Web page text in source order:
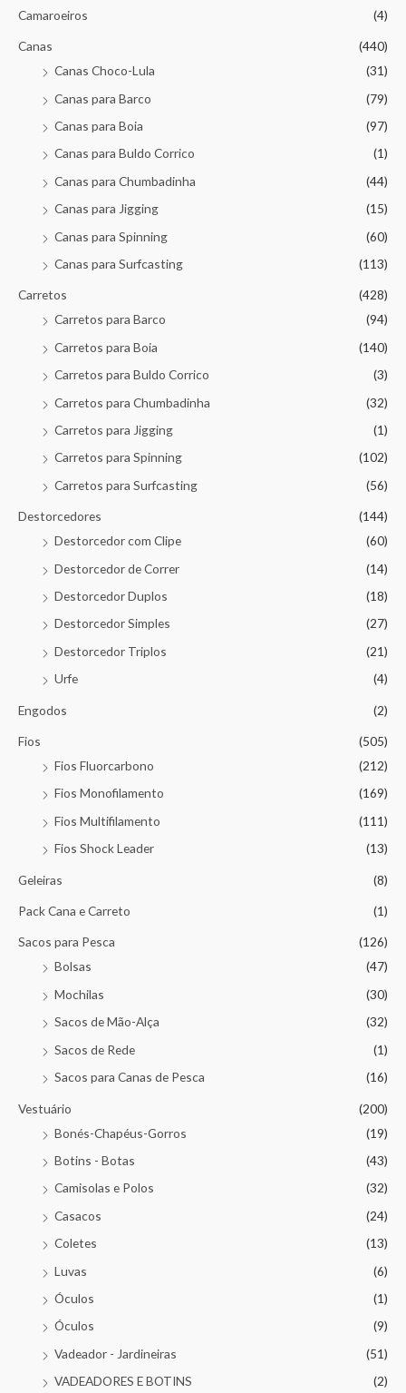
Camaroeiros (4)
Canas
(440)
Canas Choco-Lula
(31)
Canas para Barco
(79)
Canas para Boia
(97)
Canas para Buldo Corrico
(1)
Canas para Chumbadinha
(44)
Canas para Jigging
(15)
Canas para Spinning
(60)
Canas para Surfcasting
(113)
Carretos
(428)
Carretos para Barco
(94)
Carretos para Boia
(140)
Carretos para Buldo Corrico
(3)
Carretos para Chumbadinha
(32)
Carretos para Jigging
(1)
Carretos para Spinning
(102)
Carretos para Surfcasting
(56)
Destorcedores
(144)
Destorcedor com Clipe
(60)
Destorcedor de Correr
(14)
Destorcedor Duplos
(18)
Destorcedor Simples
(27)
Destorcedor Triplos
(21)
Urfe
(4)
Engodos (2)
Fios
(505)
Fios Fluorcarbono
(212)
Fios Monofilamento
(169)
Fios Multifilamento
(111)
Fios Shock Leader
(13)
Geleiras (8)
Pack Cana e Carreto (1)
Sacos para Pesca
(126)
Bolsas
(47)
Mochilas
(30)
Sacos de Mão-Alça
(32)
Sacos de Rede
(1)
Sacos para Canas de Pesca
(16)
Vestuário
(200)
Bonés-Chapéus-Gorros
(19)
Botins - Botas
(43)
Camisolas e Polos
(32)
Casacos
(24)
Coletes
(13)
Luvas
(6)
Óculos
(1)
Óculos
(9)
Vadeador - Jardineiras
(51)
VADEADORES E BOTINS
(2)